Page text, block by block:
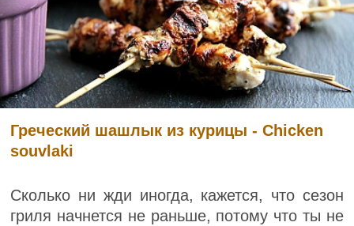
Греческий шашлык из курицы - Chicken
souvlaki
Сколько ни жди иногда, кажется, что сезон
гриля начнется не раньше, потому что ты не